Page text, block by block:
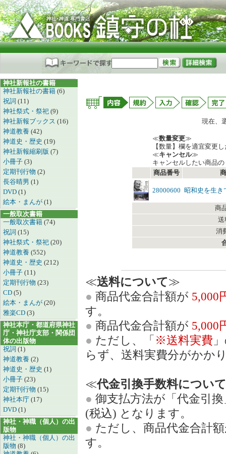
神社新報社の書籍
神社新報社の書籍 (6)
祝詞 (11)
神社祭式・祭祀 (9)
神社新報ブックス (16)
神道教養 (42)
神道史・歴史 (19)
神社新報縮刷版 (7)
小冊子 (3)
定期刊行物 (2)
長谷晴男 (1)
DVD (1)
絵本・まんが (1)
一般取次書籍
一般取次書籍 (74)
祝詞 (15)
神社祭式・祭祀 (20)
神道教養 (552)
神道史・歴史 (212)
小冊子 (11)
定期刊行物 (23)
CD (5)
絵本・まんが (20)
雅楽CD (3)
神社本庁・都道府県神社
庁・神社庁支部・関係団
体の出版物
祝詞 (1)
神道教養 (2)
神道史・歴史 (1)
小冊子 (23)
定期刊行物 (15)
神社本庁 (17)
DVD (1)
神社・神職（個人）の出
版物
神社・神職（個人）の出
版物 (8)
現在、
≪数量変更≫
【数量】欄を適宜変更
≪キャンセル≫
キャンセルしたい商品
商品番号
28000600 昭和史を生き
商
送
消
≪送料について≫
● 商品代金合計額が 5,000
す。
● 商品代金合計額が 5,000
● ただし、「 ※送料実費
らず、送料実費分がかか
≪代金引換手数料について
● 御支払方法が「代金引
(税込) となります。
● ただし、商品代金合計
す。